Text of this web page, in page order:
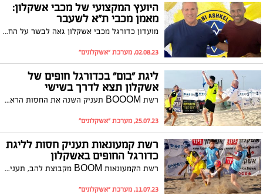
היועץ המקצועי של מכבי אשקלון:
מאמן מכבי ת"א לשעבר
מועדון כדורגל מכבי אשקלון גאה לבשר על החתמתו של ניר לוין כיועץ מקצועי בכיר לקבוצה. מני יאסו מנהל המועדון: "הצהרת כוונות בכל הנוגע למקצועיות שלנו"
02.08.23, מערכת "אשקלונים"
ליגת "בום" בכדורגל חופים של
אשקלון תצא לדרך בשישי
רשת BOOOM תעניק השנה את החסות הראשית לטורניר, כאשר רשת ח.י עשוש שיווק בע"מ יחד עם עשוש קרמיקה יעניקו את החסות לשופט הטורניר. מידי יום שישי, החל מהשעה 15:00 בחוף דלילה ובשיתוף המחלקה לספורט של עיריית אשקלון. הכניסה חינם
25.07.23, מערכת "אשקלונים"
רשת קמעונאות תעניק חסות לליגת
כדורגל החופים באשקלון
רשת הקמעונאות BOOM מקבוצת להב, תעניק השנה את החסות הראשית לליגת כדורגל החופים של אשקלון שתציין עונה מספר 17. ההכנות לקראת פתיחת ליגת כדורגל החופים של אשקלון שתיפתח ב-28/7/23 בעיצומן
11.07.23, מערכת "אשקלונים"